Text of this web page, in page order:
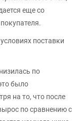
еще со
поставки
по
было
на то, что после
по сравнению с